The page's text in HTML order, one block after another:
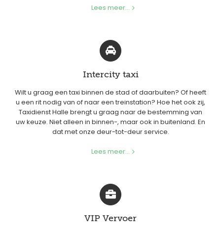
Lees meer...
Intercity taxi
Wilt u graag een taxi binnen de stad of daarbuiten? Of heeft
u een rit nodig van of naar een treinstation? Hoe het ook zij,
Taxidienst Halle brengt u graag naar de bestemming van
uw keuze. Niet alleen in binnen-, maar ook in buitenland. En
dat met onze deur-tot-deur service.
Lees meer...
VIP Vervoer